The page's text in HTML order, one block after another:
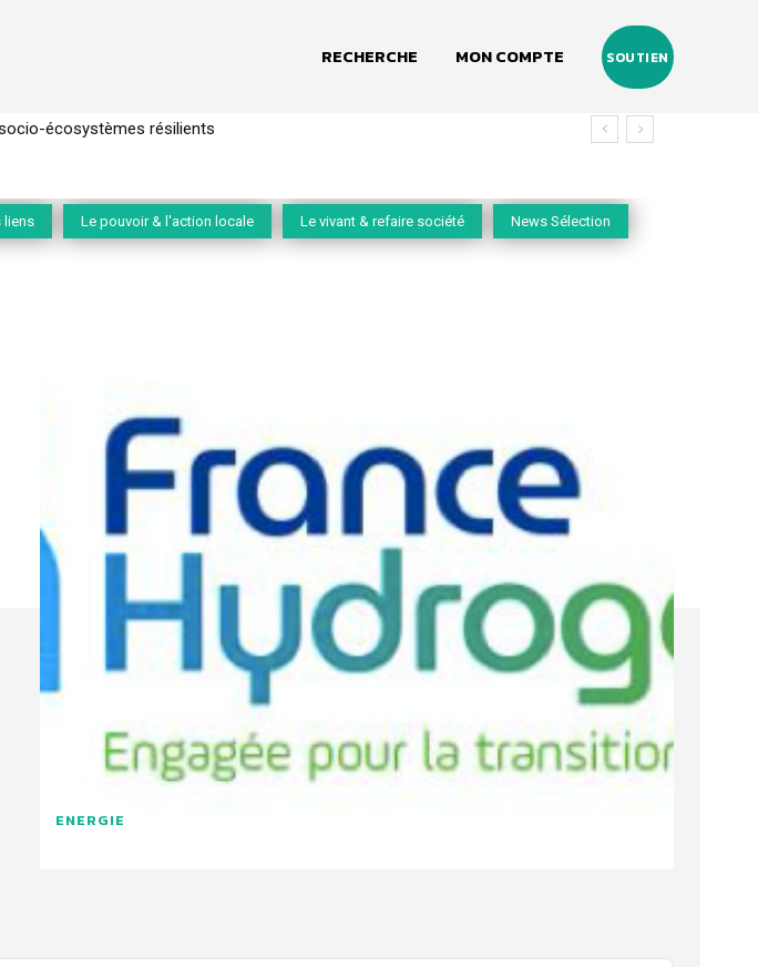
RECHERCHE MON COMPTE SOUTIEN
régénératif du vivant …
liens Le pouvoir & l'action locale Le vivant & refaire société News Sélection
ENERGIE